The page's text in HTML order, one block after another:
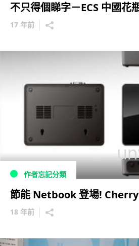
不只得個睇字－ECS 中國花
17 年前
作者忘記分類
節能 Netbook 登場!
18 年前